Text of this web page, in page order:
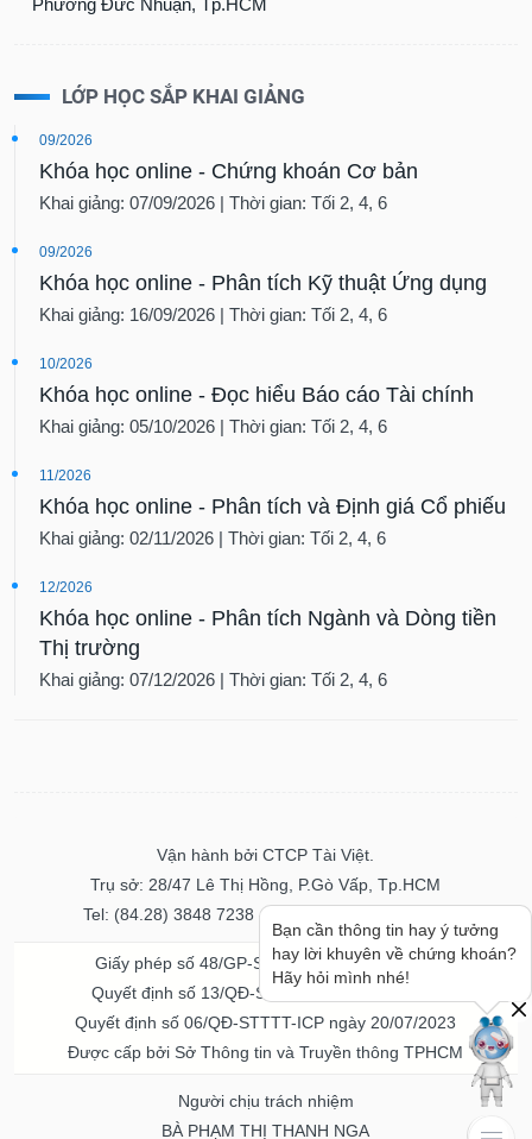
LỚP HỌC SẮP KHAI GIẢNG
09/2026
Khóa học online - Chứng khoán Cơ bản
Khai giảng: 07/09/2026 | Thời gian: Tối 2, 4, 6
09/2026
Khóa học online - Phân tích Kỹ thuật Ứng dụng
Khai giảng: 16/09/2026 | Thời gian: Tối 2, 4, 6
10/2026
Khóa học online - Đọc hiểu Báo cáo Tài chính
Khai giảng: 05/10/2026 | Thời gian: Tối 2, 4, 6
11/2026
Khóa học online - Phân tích và Định giá Cổ phiếu
Khai giảng: 02/11/2026 | Thời gian: Tối 2, 4, 6
12/2026
Khóa học online - Phân tích Ngành và Dòng tiền
Thị trường
Khai giảng: 07/12/2026 | Thời gian: Tối 2, 4, 6
Vận hành bởi CTCP Tài Việt.
Trụ sở: 28/47 Lê Thị Hồng, P.Gò Vấp, Tp.HCM
Tel: (84.28) 3848 7238 - Fax: (84.28) 3848 7237
Giấy phép số 48/GP-STTTT ngày 04/11/2016
Quyết định số 13/QĐ-STTTT ngày 02/11/2017
Quyết định số 06/QĐ-STTTT-ICP ngày 20/07/2023
Được cấp bởi Sở Thông tin và Truyền thông TPHCM
Người chịu trách nhiệm
BÀ PHẠM THỊ THANH NGA
Bạn cần thông tin hay ý tưởng
hay lời khuyên về chứng khoán?
Hãy hỏi mình nhé!